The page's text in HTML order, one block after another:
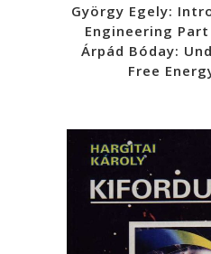
György Egely:
Engineering
Árpád Bóday:
Free